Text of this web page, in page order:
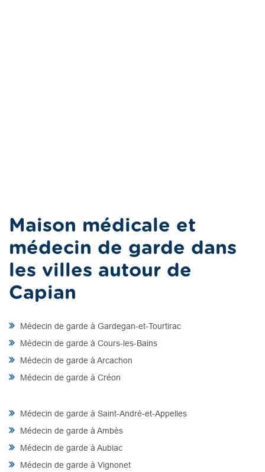
Maison médicale et
médecin de garde dans
les villes autour de
Capian
Médecin de garde à Gardegan-et-Tourtirac
Médecin de garde à Cours-les-Bains
Médecin de garde à Arcachon
Médecin de garde à Créon
Médecin de garde à Saint-André-et-Appelles
Médecin de garde à Ambès
Médecin de garde à Aubiac
Médecin de garde à Vignonet